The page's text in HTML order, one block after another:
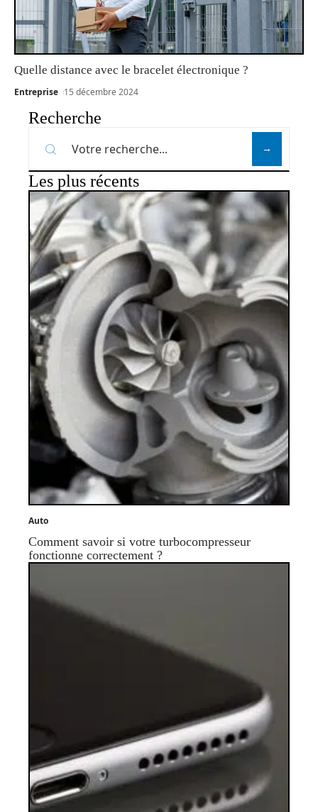
Quelle distance avec le bracelet électronique ?
Entreprise 15 décembre 2024
Recherche
Les plus récents
Auto
Comment savoir si votre turbocompresseur
fonctionne correctement ?